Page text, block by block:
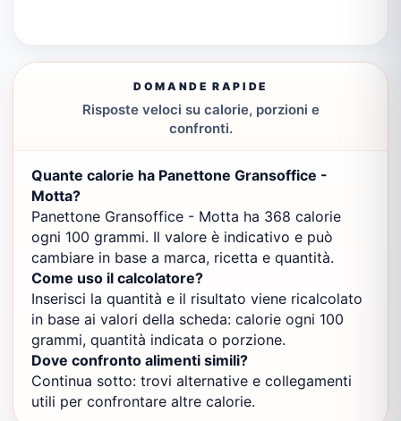
DOMANDE RAPIDE
Risposte veloci su calorie, porzioni e
confronti.
Quante calorie ha Panettone Gransoffice -
Motta?
Panettone Gransoffice - Motta ha 368 calorie
ogni 100 grammi. Il valore è indicativo e può
cambiare in base a marca, ricetta e quantità.
Come uso il calcolatore?
Inserisci la quantità e il risultato viene ricalcolato
in base ai valori della scheda: calorie ogni 100
grammi, quantità indicata o porzione.
Dove confronto alimenti simili?
Continua sotto: trovi alternative e collegamenti
utili per confrontare altre calorie.